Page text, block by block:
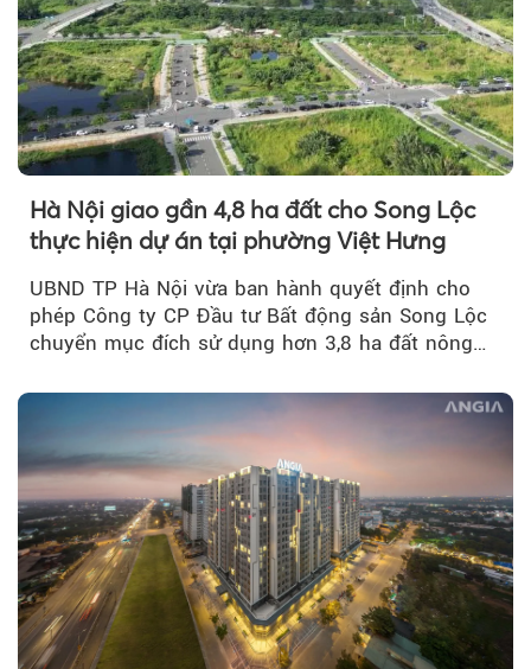
Hà Nội giao gần 4,8 ha đất cho Song Lộc
thực hiện dự án tại phường Việt Hưng
UBND TP Hà Nội vừa ban hành quyết định cho
phép Công ty CP Đầu tư Bất động sản Song Lộc
chuyển mục đích sử dụng hơn 3,8 ha đất nông